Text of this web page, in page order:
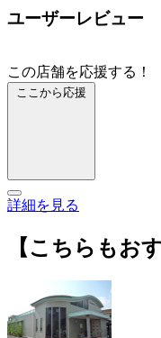
ユーザーレビュー
この店舗を応援する！
ここから応援
詳細を見る
【こちらもお